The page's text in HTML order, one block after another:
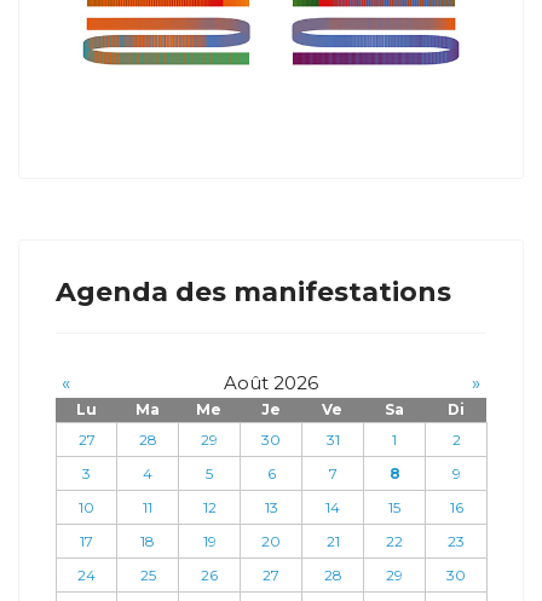
Agenda des manifestations
« Août 2026 »
Lu Ma Me Je Ve Sa
Di
27
28 29 30 31 1
2
3
4 5 6 7 8
9
10
11 12 13 14 15
16
17
18 19 20 21 22
23
24
25 26 27 28 29
30